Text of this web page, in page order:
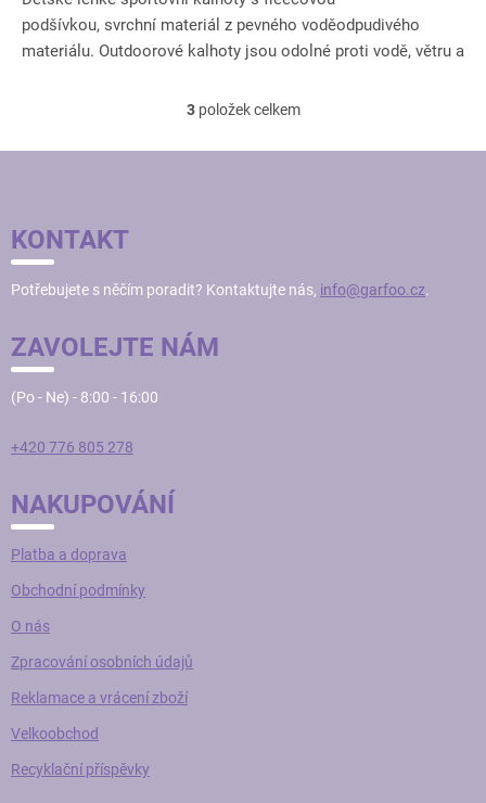
podšívkou, svrchní materiál z pevného voděodpudivého
materiálu. Outdoorové kalhoty jsou odolné proti vodě, větru a
O
p
3položek celkem
A
T
KONTAKT
Potřebujete s něčím poradit? Kontaktujte nás, info@garfoo.cz.
ZAVOLEJTE NÁM
(Po - Ne) - 8:00 - 16:00
+420 776 805 278
NAKUPOVÁNÍ
Platba a doprava
Obchodní podmínky
O nás
Zpracování osobních údajů
Reklamace a vrácení zboží
Velkoobchod
Recyklační příspěvky